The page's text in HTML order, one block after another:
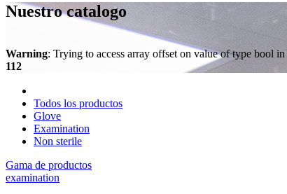
Nuestro catalogo
Warning: Trying to access array offset on value of type bool in
112
Todos los productos
Glove
Examination
Non sterile
Gama de productos
examination